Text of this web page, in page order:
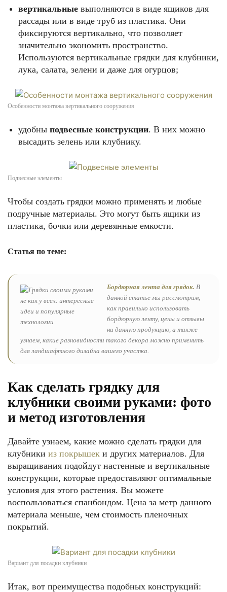
вертикальные выполняются в виде ящиков для
рассады или в виде труб из пластика. Они
фиксируются вертикально, что позволяет
значительно экономить пространство.
Используются вертикальные грядки для клубники,
лука, салата, зелени и даже для огурцов;
Особенности монтажа вертикального сооружения
удобны подвесные конструкции. В них можно
высадить зелень или клубнику.
Подвесные элементы
Чтобы создать грядки можно применять и любые
подручные материалы. Это могут быть ящики из
пластика, бочки или деревянные емкости.
Статья по теме:
Бордюрная лента для грядок. В
данной статье мы рассмотрим,
как правильно использовать
бордюрную ленту, цены и отзывы
на данную продукцию, а также
узнаем, какие разновидности такого декора можно применить
для ландшафтного дизайна вашего участка.
Как сделать грядку для
клубники своими руками: фото
и метод изготовления
Давайте узнаем, какие можно сделать грядки для
клубники из покрышек и других материалов. Для
выращивания подойдут настенные и вертикальные
конструкции, которые предоставляют оптимальные
условия для этого растения. Вы можете
воспользоваться спанбондом. Цена за метр данного
материала меньше, чем стоимость пленочных
покрытий.
Вариант для посадки клубники
Итак, вот преимущества подобных конструкций: